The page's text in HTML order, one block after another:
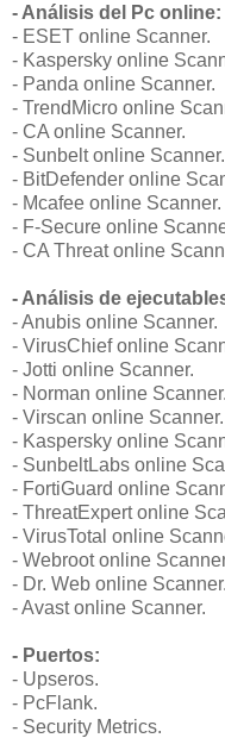
- Análisis del Pc online:
- ESET online Scanner.
- Kaspersky online
- Panda online Scanner.
- TrendMicro online
- CA online Scanner.
- Sunbelt online Scanner.
- BitDefender online
- Mcafee online Scanner.
- F-Secure online
- CA Threat online
- Análisis de
- Anubis online Scanner.
- VirusChief online
- Jotti online Scanner.
- Norman online Scanner.
- Virscan online Scanner.
- Kaspersky online
- SunbeltLabs online
- FortiGuard online
- ThreatExpert online
- VirusTotal online
- Webroot online
- Dr. Web online Scanner.
- Avast online Scanner.
- Puertos:
- Upseros.
- PcFlank.
- Security Metrics.